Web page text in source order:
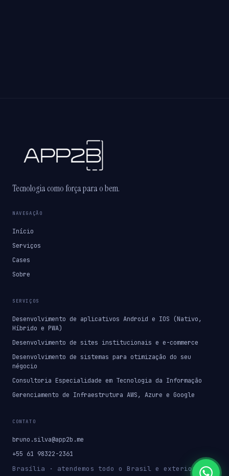
Tecnologia como força para o bem.
NAVEGAÇÃO
Início
Serviços
Cases
Sobre
SERVIÇOS
Desenvolvimento de aplicativos Android e IOS (Nativo,
Híbrido e PWA)
Desenvolvimento de sites institucionais e e-commerce
Desenvolvimento de sistemas para otimização do seu
négocio
Consultoria Especialidade em Tecnologia da Informação
Gerenciamento de Infraestrutura AWS, Azure e Google
CONTATO
bruno.silva@app2b.me
+55 61 98322-2361
Brasília · atendemos todo o Brasil e exterior